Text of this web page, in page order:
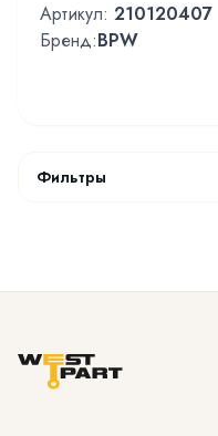
Артикул: 210120407
Бренд:BPW
Фильтры